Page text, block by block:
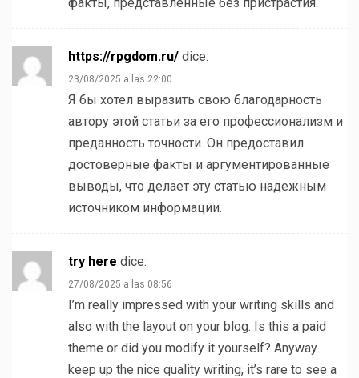
https://rpgdom.ru/ dice:
23/08/2025 a las 22:00
Я бы хотел выразить свою благодарность
автору этой статьи за его профессионализм и
преданность точности. Он предоставил
достоверные факты и аргументированные
выводы, что делает эту статью надежным
источником информации.
try here dice:
27/08/2025 a las 08:56
I’m really impressed with your writing skills and
also with the layout on your blog. Is this a paid
theme or did you modify it yourself? Anyway
keep up the nice quality writing, it’s rare to see a